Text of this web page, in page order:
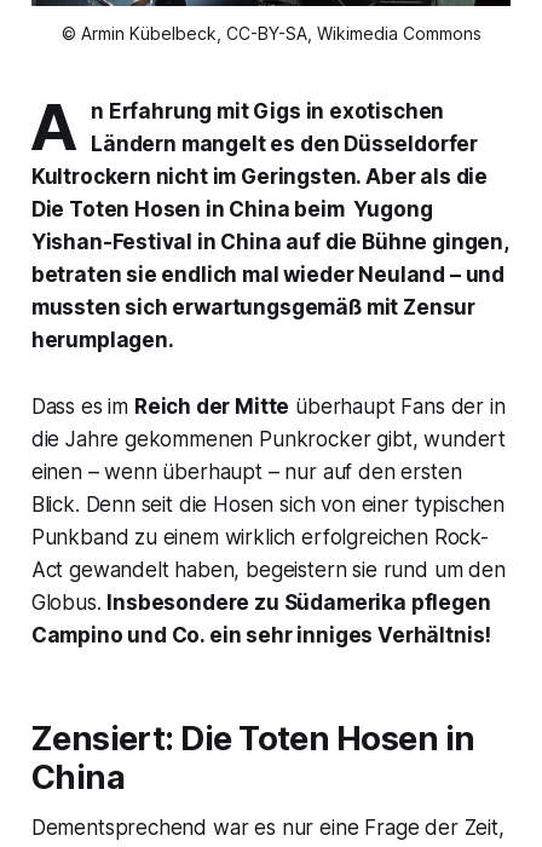
© Armin Kübelbeck, CC-BY-SA, Wikimedia Commons
A
n Erfahrung mit Gigs in exotischen
Ländern mangelt es den Düsseldorfer
Kultrockern nicht im Geringsten. Aber als die
Die Toten Hosen in China beimYugong
Yishan-Festival in China auf die Bühne gingen,
betraten sie endlich mal wieder Neuland – und
mussten sich erwartungsgemäß mit Zensur
herumplagen.
Dass es im Reich der Mitte überhaupt Fans der in
die Jahre gekommenen Punkrocker gibt, wundert
einen – wenn überhaupt – nur auf den ersten
Blick. Denn seit die Hosen sich von einer typischen
Punkband zu einem wirklich erfolgreichen Rock-
Act gewandelt haben, begeistern sie rund um den
Globus. Insbesondere zu Südamerika pflegen
Campino und Co. ein sehr inniges Verhältnis!
Zensiert: Die Toten Hosen in
China
Dementsprechend war es nur eine Frage der Zeit,